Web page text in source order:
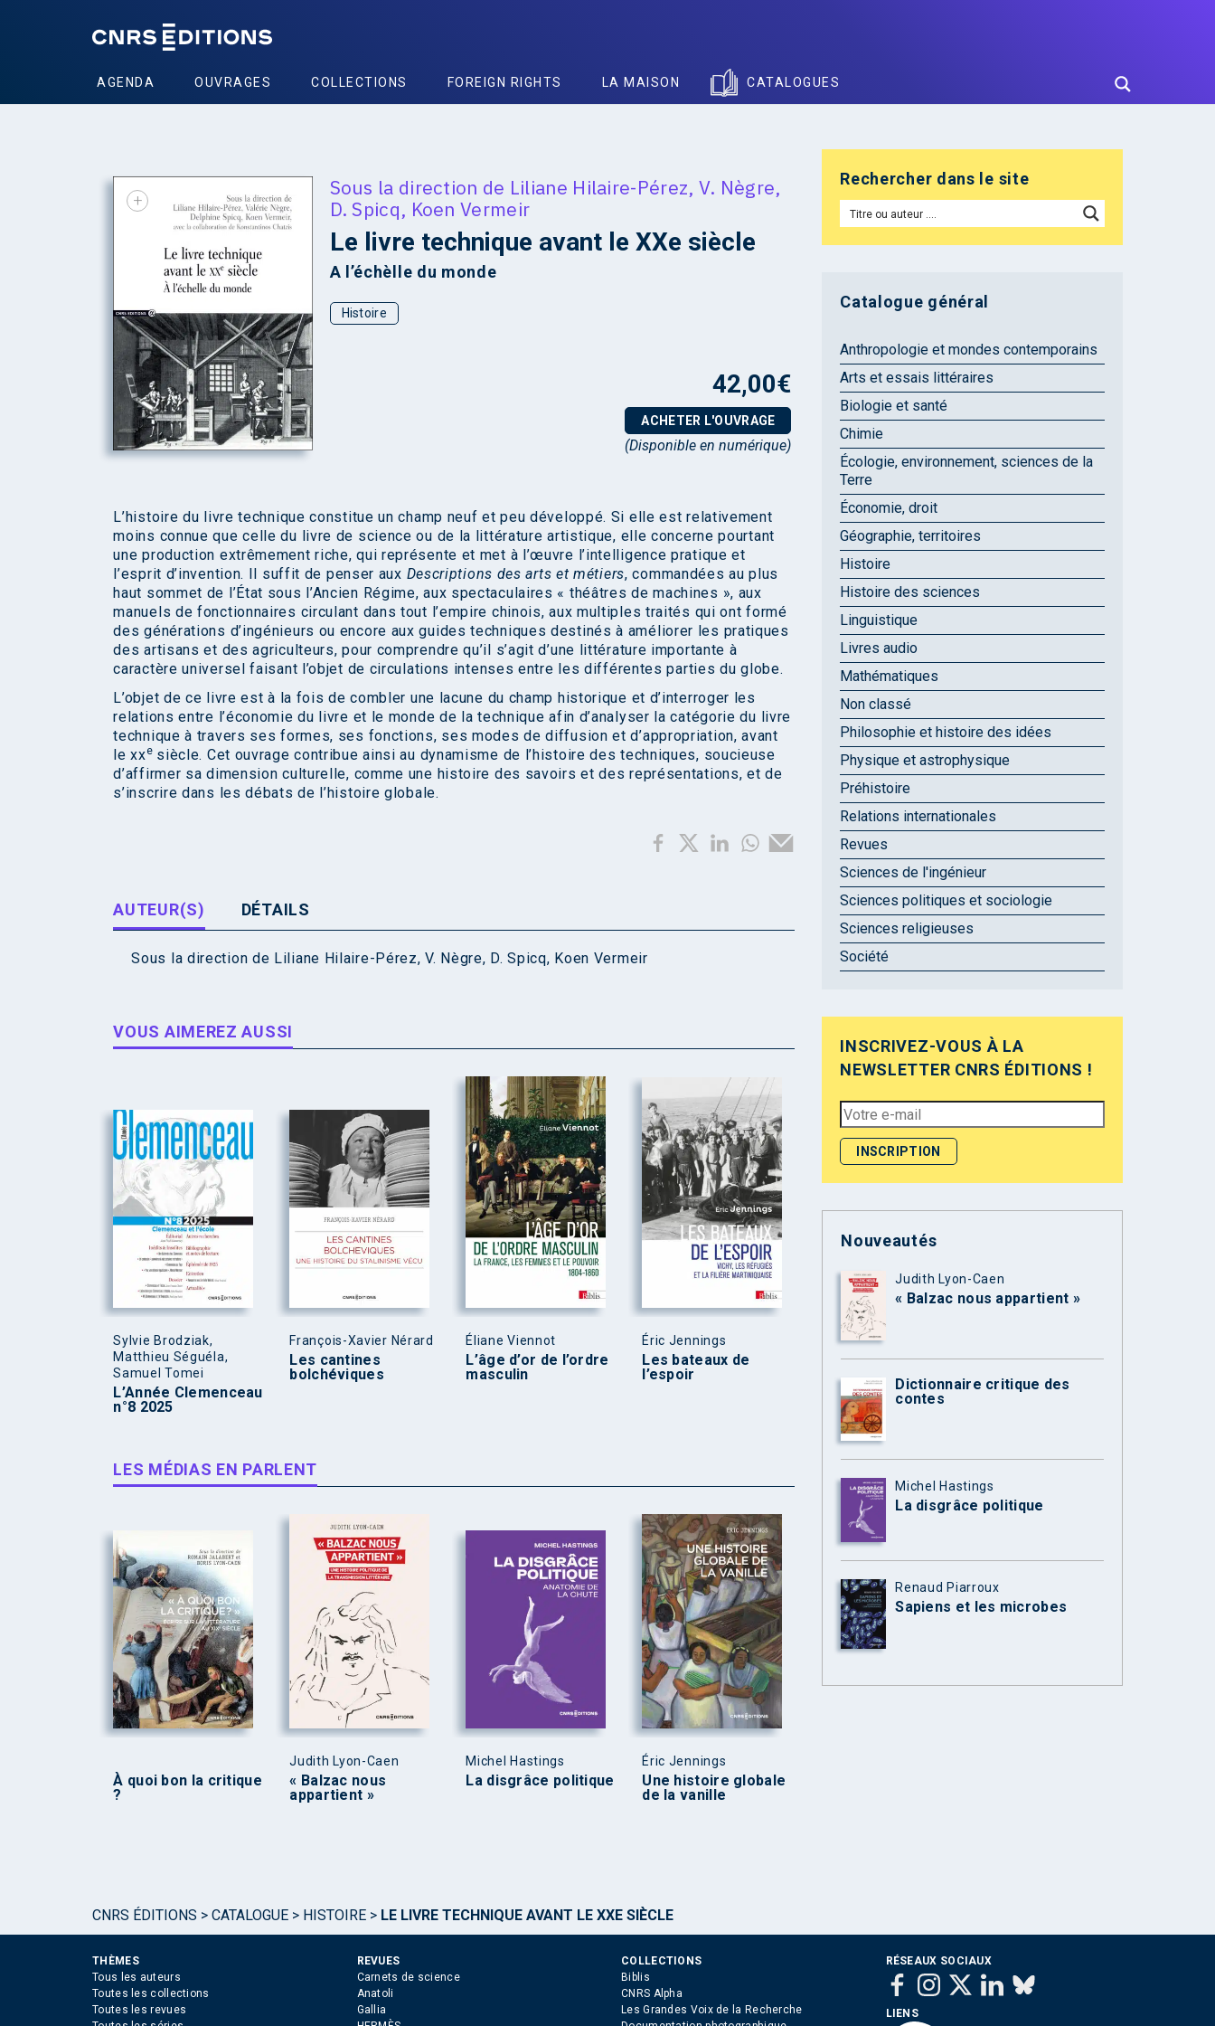
AGENDA OUVRAGES COLLECTIONS FOREIGN RIGHTS LA MAISON CATALOGUES
+
Sous la direction de Liliane Hilaire-Pérez, V. Nègre,
D. Spicq, Koen Vermeir
Le livre technique avant le XXe siècle
A l’échèlle du monde
Histoire
42,00€
ACHETER L'OUVRAGE
(Disponible en numérique)
L’histoire du livre technique constitue un champ neuf et peu développé. Si elle est relativement
moins connue que celle du livre de science ou de la littérature artistique, elle concerne pourtant
une production extrêmement riche, qui représente et met à l’œuvre l’intelligence pratique et
l’esprit d’invention. Il suffit de penser aux Descriptions des arts et métiers, commandées au plus
haut sommet de l’État sous l’Ancien Régime, aux spectaculaires « théâtres de machines », aux
manuels de fonctionnaires circulant dans tout l’empire chinois, aux multiples traités qui ont formé
des générations d’ingénieurs ou encore aux guides techniques destinés à améliorer les pratiques
des artisans et des agriculteurs, pour comprendre qu’il s’agit d’une littérature importante à
caractère universel faisant l’objet de circulations intenses entre les différentes parties du globe.
L’objet de ce livre est à la fois de combler une lacune du champ historique et d’interroger les
relations entre l’économie du livre et le monde de la technique afin d’analyser la catégorie du livre
technique à travers ses formes, ses fonctions, ses modes de diffusion et d’appropriation, avant
le xxe siècle. Cet ouvrage contribue ainsi au dynamisme de l’histoire des techniques, soucieuse
d’affirmer sa dimension culturelle, comme une histoire des savoirs et des représentations, et de
s’inscrire dans les débats de l’histoire globale.
AUTEUR(S) DÉTAILS
Sous la direction de Liliane Hilaire-Pérez,V. Nègre, D. Spicq, Koen Vermeir
VOUS AIMEREZ AUSSI
Sylvie Brodziak,
Matthieu Séguéla,
Samuel Tomei
L’Année Clemenceau
n°8 2025
François-Xavier Nérard
Les cantines
bolchéviques
Éliane Viennot
L’âge d’or de l’ordre
masculin
Éric Jennings
Les bateaux de
l’espoir
LES MÉDIAS EN PARLENT
À quoi bon la critique
?
Judith Lyon-Caen
« Balzac nous
appartient »
Michel Hastings
La disgrâce politique
Éric Jennings
Une histoire globale
de la vanille
Rechercher dans le site
Catalogue général
Anthropologie et mondes contemporains
Arts et essais littéraires
Biologie et santé
Chimie
Écologie, environnement, sciences de la
Terre
Économie, droit
Géographie, territoires
Histoire
Histoire des sciences
Linguistique
Livres audio
Mathématiques
Non classé
Philosophie et histoire des idées
Physique et astrophysique
Préhistoire
Relations internationales
Revues
Sciences de l'ingénieur
Sciences politiques et sociologie
Sciences religieuses
Société
INSCRIVEZ-VOUS À LA
NEWSLETTER CNRS ÉDITIONS !
Nouveautés
Judith Lyon-Caen
« Balzac nous appartient »
Dictionnaire critique des
contes
Michel Hastings
La disgrâce politique
Renaud Piarroux
Sapiens et les microbes
CNRS ÉDITIONS > CATALOGUE > HISTOIRE > LE LIVRE TECHNIQUE AVANT LE XXE SIÈCLE
THÈMES
Tous les auteurs
Toutes les collections
Toutes les revues
REVUES
Carnets de science
Anatoli
Gallia
COLLECTIONS
Biblis
CNRS Alpha
Les Grandes Voix de la Recherche
RÉSEAUX SOCIAUX
LIENS